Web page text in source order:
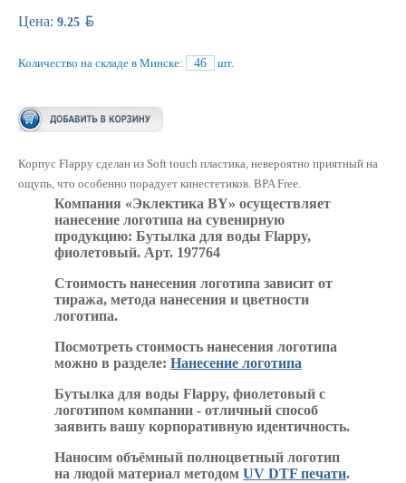
Цена: 9.25 BYN
Количество на складе в Минске: 46 шт.
Корпус Flappy сделан из Soft touch пластика, невероятно приятный на
ощупь, что особенно порадует кинестетиков. BPA Free.
Компания «Эклектика BY» осуществляет
нанесение логотипа на сувенирную
продукцию: Бутылка для воды Flappy,
фиолетовый. Арт. 197764
Стоимость нанесения логотипа зависит от
тиража, метода нанесения и цветности
логотипа.
Посмотреть стоимость нанесения логотипа
можно в разделе:Нанесение логотипа
Бутылка для воды Flappy, фиолетовый с
логотипом компании - отличный способ
заявить вашу корпоративную идентичность.
Наносим объёмный полноцветный логотип
на людой материал методомUV DTF печати.